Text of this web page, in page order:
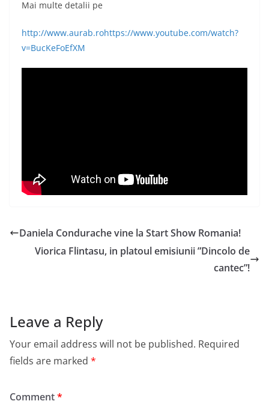
Mai multe detalii pe
http://www.aurab.rohttps://www.youtube.com/watch?
v=BucKeFoEfXM
Daniela Condurache vine la Start Show Romania!
Viorica Flintasu, in platoul emisiunii ”Dincolo de
cantec”!
Leave a Reply
Your email address will not be published. Required
fields are marked *
Comment*